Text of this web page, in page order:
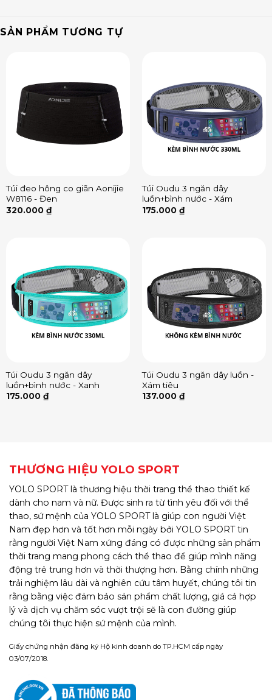
SẢN PHẨM TƯƠNG TỰ
Túi đeo hông co giãn Aonijie
W8116 - Đen
320.000 ₫
Túi Oudu 3 ngăn dây
luồn+bình nước - Xám
175.000 ₫
Túi Oudu 3 ngăn dây
luồn+bình nước - Xanh
175.000 ₫
Túi Oudu 3 ngăn dây luồn -
Xám tiêu
137.000 ₫
THƯƠNG HIỆU YOLO SPORT
YOLO SPORT là thương hiệu thời trang thể thao thiết kế
dành cho nam và nữ. Được sinh ra từ tình yêu đối với thể
thao, sứ mệnh của YOLO SPORT là giúp con người Việt
Nam đẹp hơn và tốt hơn mỗi ngày bởi YOLO SPORT tin
rằng người Việt Nam xứng đáng có được những sản phẩm
thời trang mang phong cách thể thao để giúp mình năng
động trẻ trung hơn và thời thượng hơn. Bằng chính những
trải nghiệm lâu dài và nghiên cứu tâm huyết, chúng tôi tin
rằng bằng việc đảm bảo sản phẩm chất lượng, giá cả hợp
lý và dịch vụ chăm sóc vượt trội sẽ là con đường giúp
chúng tôi thực hiện sứ mệnh của mình.
Giấy chứng nhận đăng ký Hộ kinh doanh do TP.HCM cấp ngày
03/07/2018.